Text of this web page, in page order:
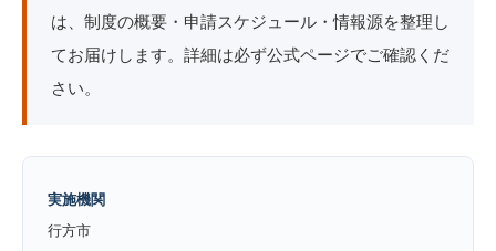
は、制度の概要・申請スケジュール・情報源を整理し
てお届けします。詳細は必ず公式ページでご確認くだ
さい。
実施機関
行方市